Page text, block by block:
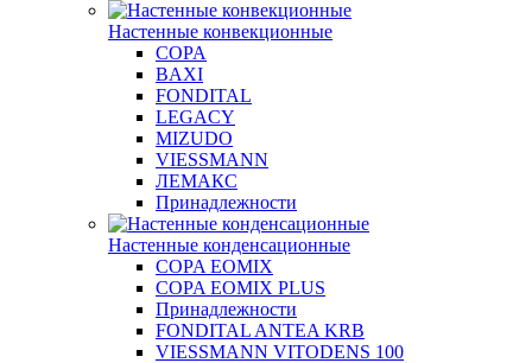
Настенные конвекционные
COPA
BAXI
FONDITAL
LEGACY
MIZUDO
VIESSMANN
ЛЕМАКС
Принадлежности
Настенные конденсационные
COPA EOMIX
COPA EOMIX PLUS
Принадлежности
FONDITAL ANTEA KRB
VIESSMANN VITODENS 100